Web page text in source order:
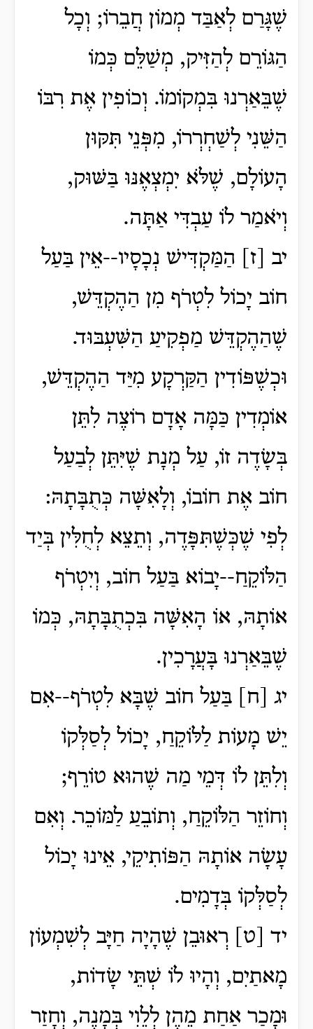
שֶׁגָּרַם לְאַבַּד מְמוֹן חֲבֵרוֹ; וְכָל
הַגּוֹרֵם לְהַזִּיק, מְשַׁלֵּם כְּמוֹ
שֶׁבֵּאַרְנוּ בִּמְקוֹמוֹ. וְכוֹפִין אֶת רִבּוֹ
הַשֵּׁנִי לְשַׁחְרְרוֹ, מִפְּנֵי תִּקּוּן
הָעוֹלָם, שֶׁלֹּא יִמְצְאֶנּוּ בַּשּׁוּק,
וְיֹאמַר לוֹ עַבְדִּי אַתָּה.
יב [ז] הַמַּקְדִּישׁ נְכָסָיו--אֵין בַּעַל
חוֹב יָכוֹל לִטְרֹף מִן הַהֶקְדֵּשׁ,
שֶׁהַהֶקְדֵּשׁ מַפְקִיעַ הַשִּׁעְבּוּד.
וּכְשֶׁפּוֹדִין הַקַּרְקָע מִיַּד הַהֶקְדֵּשׁ,
אוֹמְדִין כַּמָּה אָדָם רוֹצֶה לִתֵּן
בְּשָׂדֶה זוֹ, עַל מְנָת שֶׁיִּתֵּן לְבַעַל
חוֹב אֶת חוֹבוֹ, וְלָאִשָּׁה כְּתֻבָּתָהּ:
לְפִי שֶׁכְּשֶׁתִּפָּדֶה, וְתֵצֵא לְחֻלִּין בְּיַד
הַלּוֹקֵחַ--יָבוֹא בַּעַל חוֹב, וְיִטְרֹף
אוֹתָהּ, אוֹ הָאִשָּׁה בִּכְתֻבָּתָהּ, כְּמוֹ
שֶׁבֵּאַרְנוּ בָּעֲרָכִין.
יג [ח] בַּעַל חוֹב שֶׁבָּא לִטְרֹף--אִם
יֵשׁ מָעוֹת לַלּוֹקֵחַ, יָכוֹל לְסַלְּקוֹ
וְלִתֵּן לוֹ דְּמֵי מַה שֶׁהוּא טוֹרֵף;
וְחוֹזֵר הַלּוֹקֵחַ, וְתוֹבֵעַ לַמּוֹכֵר. וְאִם
עָשָׂה אוֹתָהּ הַפּוֹתִיקֵי, אֵינוּ יָכוֹל
לְסַלְּקוֹ בְּדָמִים.
יד [ט] רְאוּבֵן שֶׁהָיָה חַיָּב לְשִׁמְעוֹן
מָאתַיִם, וְהָיוּ לוֹ שְׁתֵּי שָׂדוֹת,
וּמָכַר אַחַת מֵהֶן לְלֵוִי בְּמָנֶה, וְחָזַר